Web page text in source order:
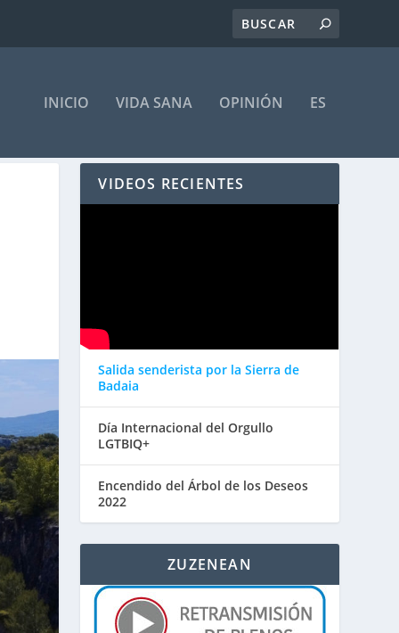
INICIO VIDA SANA OPINIÓN ES
VIDEOS RECIENTES
Salida senderista por la Sierra de
Badaia
Día Internacional del Orgullo
LGTBIQ+
Encendido del Árbol de los Deseos
2022
ZUZENEAN